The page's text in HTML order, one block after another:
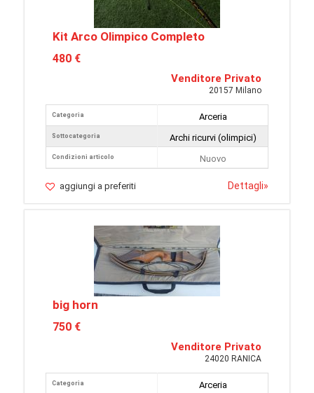
Kit Arco Olimpico Completo
480 €
Venditore Privato
20157 Milano
Categoria
Sottocategoria
Condizioni articolo
Arceria
Archi ricurvi (olimpici)
Nuovo
aggiungi a preferiti Dettagli»
big horn
750 €
Venditore Privato
24020 RANICA
Categoria
Arceria